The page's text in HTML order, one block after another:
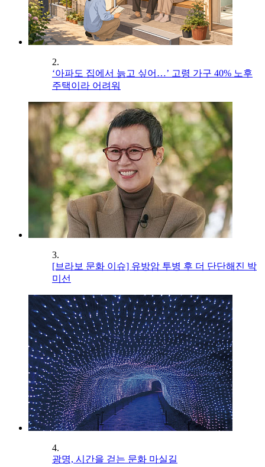
2.
‘아파도 집에서 늙고 싶어…’ 고령 가구 40% 노후
주택이라 어려워
3.
[브라보 문화 이슈] 유방암 투병 후 더 단단해진 박
미선
4.
광명, 시간을 걷는 문화 마실길